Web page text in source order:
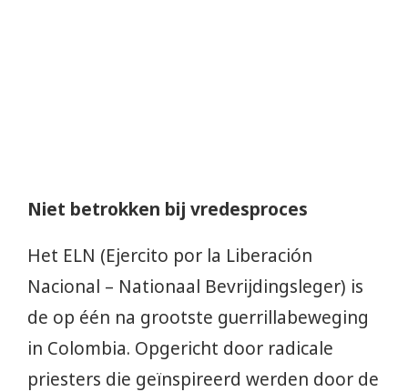
Niet betrokken bij vredesproces
Het ELN (Ejercito por la Liberación
Nacional – Nationaal Bevrijdingsleger) is
de op één na grootste guerrillabeweging
in Colombia. Opgericht door radicale
priesters die geïnspireerd werden door de